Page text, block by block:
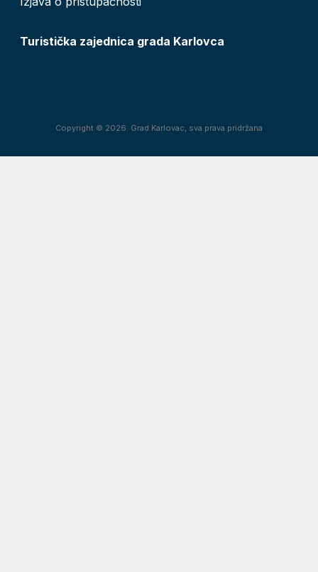
Turistička zajednica grada Karlovca
Copyright © 2026. Grad Karlovac, sva prava pridržana